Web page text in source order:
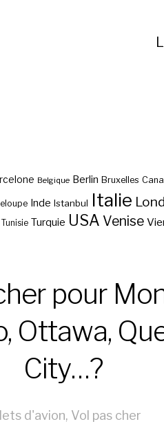
Belgique Berlin Bruxelles
Inde Istanbul Italie
Tunisie Turquie USA Venise
pour
Ottawa,
City…?
d'avion, Vol pas cher